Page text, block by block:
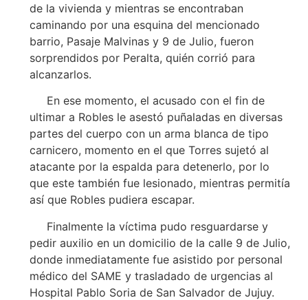
de la vivienda y mientras se encontraban
caminando por una esquina del mencionado
barrio, Pasaje Malvinas y 9 de Julio, fueron
sorprendidos por Peralta, quién corrió para
alcanzarlos.
En ese momento, el acusado con el fin de
ultimar a Robles le asestó puñaladas en diversas
partes del cuerpo con un arma blanca de tipo
carnicero, momento en el que Torres sujetó al
atacante por la espalda para detenerlo, por lo
que este también fue lesionado, mientras permitía
así que Robles pudiera escapar.
Finalmente la víctima pudo resguardarse y
pedir auxilio en un domicilio de la calle 9 de Julio,
donde inmediatamente fue asistido por personal
médico del SAME y trasladado de urgencias al
Hospital Pablo Soria de San Salvador de Jujuy.